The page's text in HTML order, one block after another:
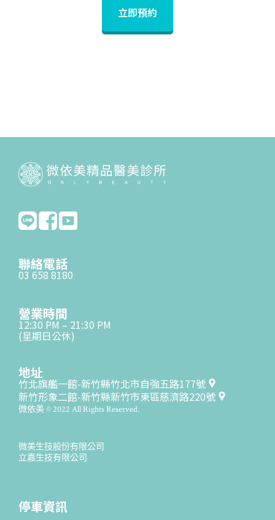
立即預約
聯絡電話
03 658 8180
營業時間
12:30 PM – 21:30 PM
(星期日公休)
地址
竹北旗艦一館-新竹縣竹北市自強五路177號
新竹形象二館-新竹縣新竹市東區慈濟路220號
微依美 © 2022 All Rights Reserved.
微美生技股份有限公司
立嘉生技有限公司
停車資訊